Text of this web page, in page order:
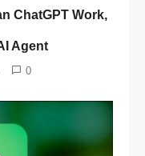
ChatGPT Work,
Agent
0